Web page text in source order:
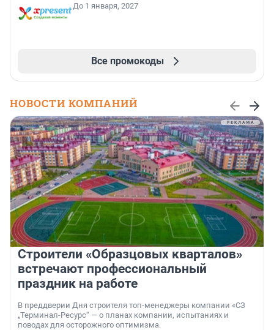
До 1 января, 2027
Все промокоды
НОВОСТИ КОМПАНИЙ
Строители «Образцовых кварталов»
встречают профессиональный
праздник на работе
В преддверии Дня строителя топ-менеджеры компании «СЗ
„Терминал-Ресурс“ — о планах компании, испытаниях и
поводах для осторожного оптимизма.